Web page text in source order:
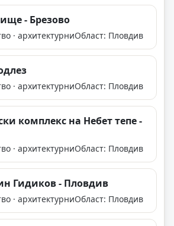
- Брезово
· архитектурниОбласт: Пловдив
· архитектурниОбласт: Пловдив
комплекс на Небет тепе -
· архитектурниОбласт: Пловдив
Гидиков - Пловдив
· архитектурниОбласт: Пловдив